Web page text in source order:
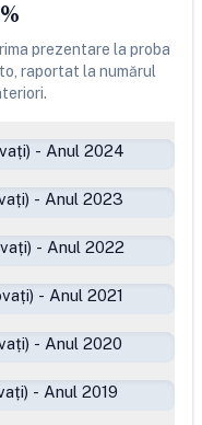
%
prezentare la proba
raportat la numărul
- Anul 2024
- Anul 2023
- Anul 2022
- Anul 2021
- Anul 2020
- Anul 2019